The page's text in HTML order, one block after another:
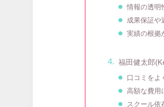
情報の透明
成果保証や
実績の根拠
福田健太郎
口コミをよ
高額な費用
スクール依